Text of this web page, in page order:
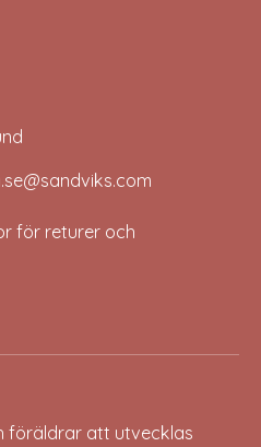
för returer och
föräldrar att utvecklas